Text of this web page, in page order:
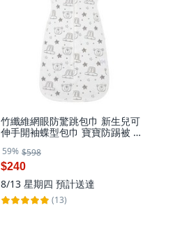
竹纖維網眼防驚跳包巾 新生兒可
伸手開袖蝶型包巾 寶寶防踢被 M
59% $598
$240
8/13 星期四 預計送達
(13)